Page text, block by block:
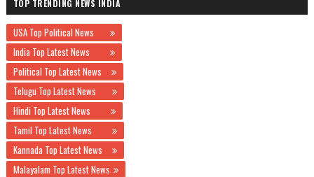
TOP TRENDING NEWS INDIA
USA Top Political News
India Top Latest News
Political Top Latest News
Telugu Top Latest News
Hindi Top Latest News
Tamil Top Latest News
Kannada Top Latest News
Malayalam Top Latest News